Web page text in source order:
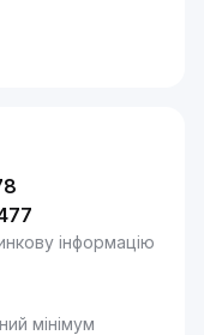
інформацію
мінімум